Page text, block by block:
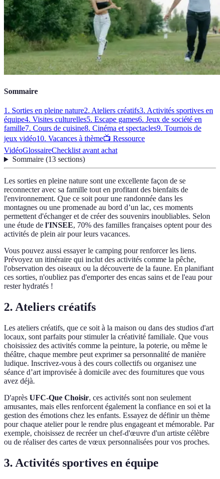
Sommaire
1. Sorties en pleine nature2. Ateliers créatifs3. Activités sportives en
équipe4. Visites culturelles5. Escape games6. Jeux de société en
famille7. Cours de cuisine8. Cinéma et spectacles9. Tournois de
jeux vidéo10. Vacances à thème📺 Ressource
VidéoGlossaireChecklist avant achat
Sommaire(13 sections)
Les sorties en pleine nature sont une excellente façon de se
reconnecter avec sa famille tout en profitant des bienfaits de
l'environnement. Que ce soit pour une randonnée dans les
montagnes ou une promenade au bord d’un lac, ces moments
permettent d'échanger et de créer des souvenirs inoubliables. Selon
une étude de l'INSEE, 70% des familles françaises optent pour des
activités de plein air pour leurs vacances.
Vous pouvez aussi essayer le camping pour renforcer les liens.
Prévoyez un itinéraire qui inclut des activités comme la pêche,
l'observation des oiseaux ou la découverte de la faune. En planifiant
ces sorties, n'oubliez pas d'emporter des encas sains et de l'eau pour
rester hydratés !
2. Ateliers créatifs
Les ateliers créatifs, que ce soit à la maison ou dans des studios d'art
locaux, sont parfaits pour stimuler la créativité familiale. Que vous
choisissiez des activités comme la peinture, la poterie, ou même le
théâtre, chaque membre peut exprimer sa personnalité de manière
ludique. Inscrivez-vous à des cours collectifs ou organisez une
séance d’art improvisée à domicile avec des fournitures que vous
avez déjà.
D'après UFC-Que Choisir, ces activités sont non seulement
amusantes, mais elles renforcent également la confiance en soi et la
gestion des émotions chez les enfants. Essayez de définir un thème
pour chaque atelier pour le rendre plus engageant et mémorable. Par
exemple, choisissez de recréer un chef-d'œuvre d'un artiste célèbre
ou de réaliser des cartes de vœux personnalisées pour vos proches.
3. Activités sportives en équipe